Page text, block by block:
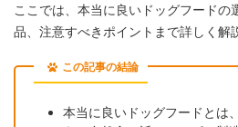
ここでは、本当に良いドッグフードの
品、注意すべきポイントまで詳しく解
この記事の結論
本当に良いドッグフードとは